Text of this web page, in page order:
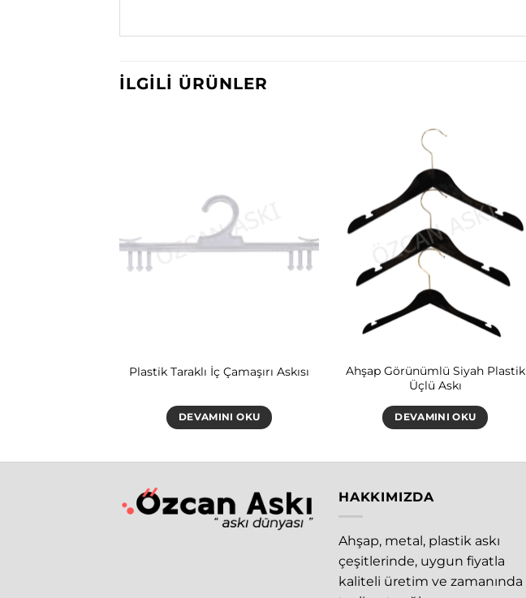
İLGILI ÜRÜNLER
Plastik Taraklı İç Çamaşırı Askısı
DEVAMINI OKU
Ahşap Görünümlü Siyah Plastik
Üçlü Askı
DEVAMINI OKU
HAKKIMIZDA
Ahşap, metal, plastik askı
çeşitlerinde, uygun fiyatla
kaliteli üretim ve zamanında